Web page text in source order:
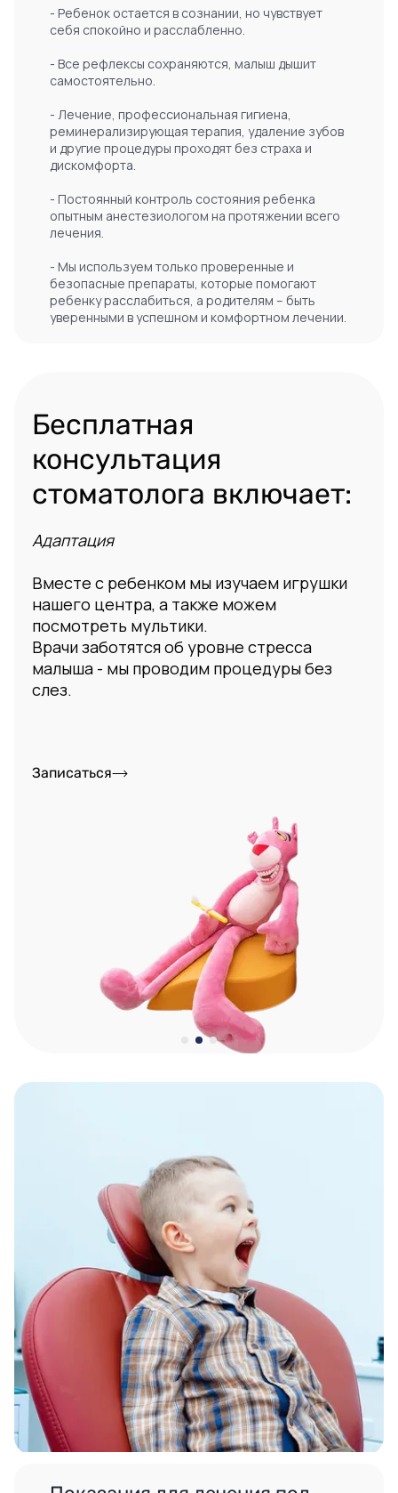
- Ребенок остается в сознании, но чувствует
себя спокойно и расслабленно.
- Все рефлексы сохраняются, малыш дышит
самостоятельно.
- Лечение, профессиональная гигиена,
реминерализирующая терапия, удаление зубов
и другие процедуры проходят без страха и
дискомфорта.
- Постоянный контроль состояния ребенка
опытным анестезиологом на протяжении всего
лечения.
- Мы используем только проверенные и
безопасные препараты, которые помогают
ребенку расслабиться, а родителям – быть
уверенными в успешном и комфортном лечении.
Бесплатная
консультация
стоматолога включает:
Прицельные снимки
Точная диагностика и план лечения с
фиксированными ценами
Записаться
Показания для лечения под